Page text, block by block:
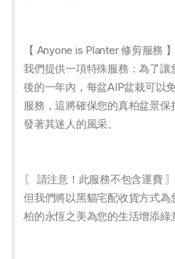
【 Anyone is Planter 修剪服務 】
我們提供一項特殊服務：為了
後的一年內，每盆AIP盆栽可以
服務，這將確保您的真柏盆景
發著其迷人的風采。
〖 請注意！此服務不包含運費 〗
但我們將以黑貓宅配收貨方式
柏的永恆之美為您的生活增添綠